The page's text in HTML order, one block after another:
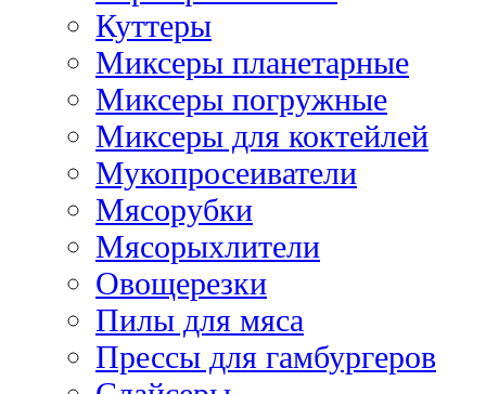
Куттеры
Миксеры планетарные
Миксеры погружные
Миксеры для коктейлей
Мукопросеиватели
Мясорубки
Мясорыхлители
Овощерезки
Пилы для мяса
Прессы для гамбургеров